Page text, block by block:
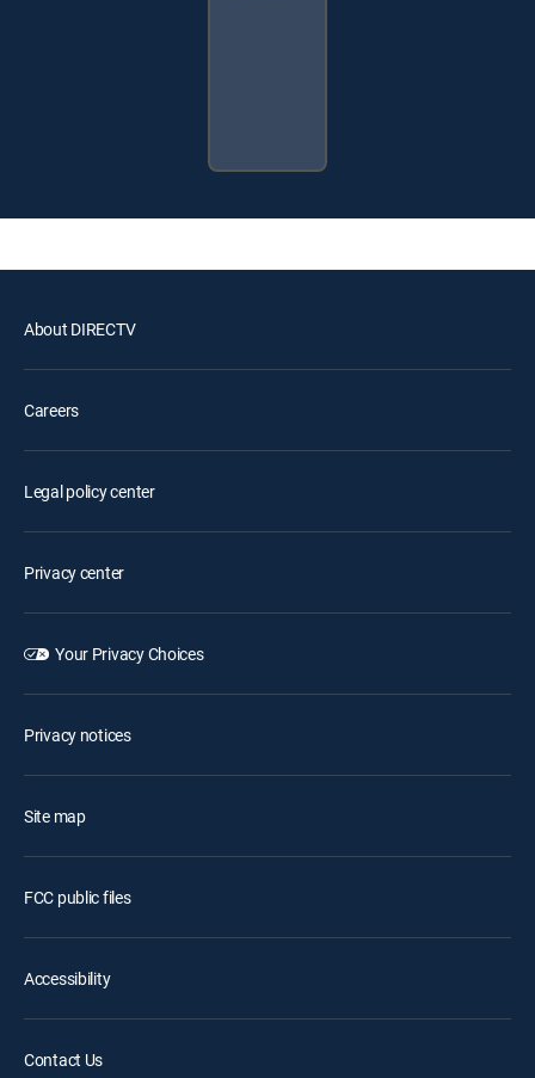
About DIRECTV
Careers
Legal policy center
Privacy center
Your Privacy Choices
Privacy notices
Site map
FCC public files
Accessibility
Contact Us